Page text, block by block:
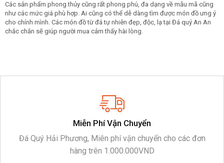
Các sản phẩm phong thủy cũng rất phong phú, đa dạng về mẫu mã cũng
như các mức giá phù hợp. Ai cũng có thể dễ dàng tìm được món đồ ưng ý
cho chính mình. Các món đồ từ đá tự nhiên đẹp, độc, lạ tại Đá quý An An
chắc chắn sẽ giúp người mua cảm thấy hài lòng.
Miễn Phí Vận Chuyển
Đá Quý Hải Phương, Miên phí vận chuyển cho các đơn
hàng trên 1.000.000VND